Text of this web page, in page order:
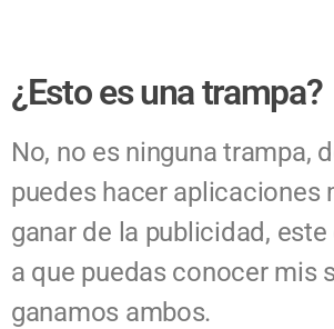
¿Esto es una trampa?
No, no es ninguna trampa,
puedes hacer aplicaciones
ganar de la publicidad,
a que puedas conocer mis
ganamos ambos.